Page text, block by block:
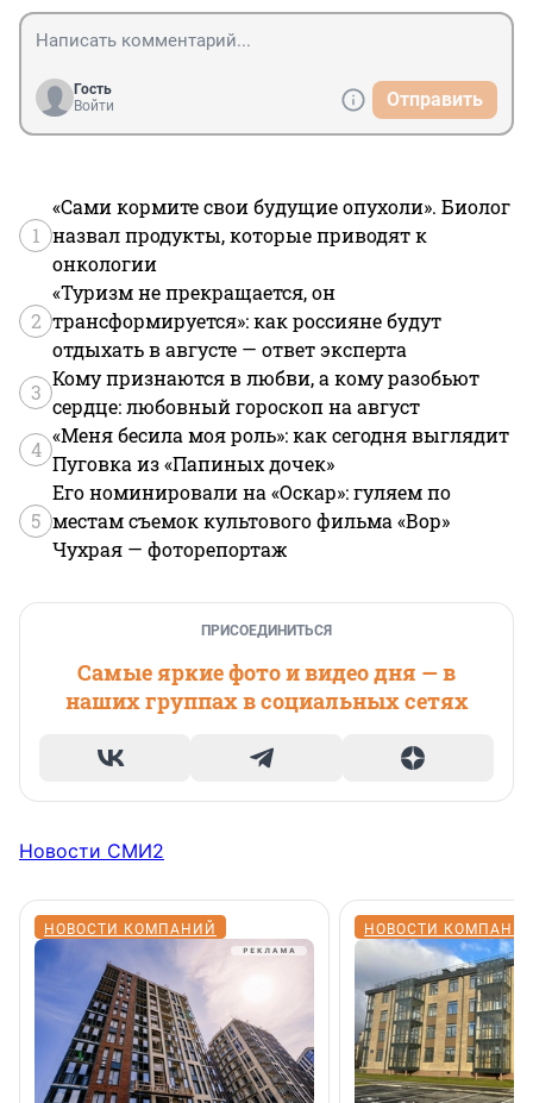
Гость
Войти
Отправить
1
«Сами кормите свои будущие опухоли». Биолог
назвал продукты, которые приводят к
онкологии
2
«Туризм не прекращается, он
трансформируется»: как россияне будут
отдыхать в августе — ответ эксперта
3
Кому признаются в любви, а кому разобьют
сердце: любовный гороскоп на август
4
«Меня бесила моя роль»: как сегодня выглядит
Пуговка из «Папиных дочек»
5
Его номинировали на «Оскар»: гуляем по
местам съемок культового фильма «Вор»
Чухрая — фоторепортаж
ПРИСОЕДИНИТЬСЯ
Самые яркие фото и видео дня — в
наших группах в социальных сетях
Новости СМИ2
НОВОСТИ КОМПАНИЙ НОВОСТИ